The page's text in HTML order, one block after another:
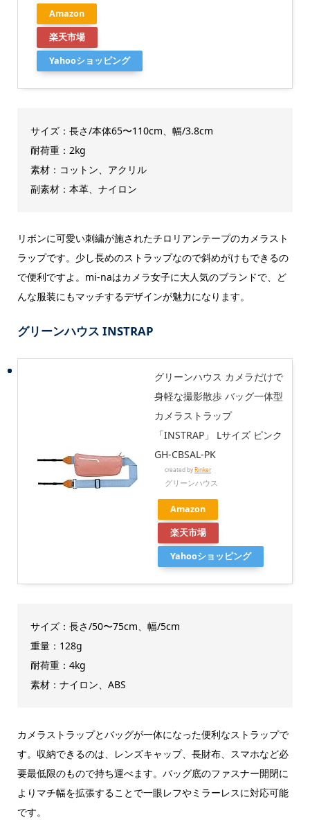
Amazon
楽天市場
Yahooショッピング
サイズ：長さ/本体65〜110cm、幅/3.8cm
耐荷重：2kg
素材：コットン、アクリル
副素材：本革、ナイロン
リボンに可愛い刺繍が施されたチロリアンテープのカメラスト
ラップです。少し長めのストラップなので斜めがけもできるの
で便利ですよ。mi-naはカメラ女子に大人気のブランドで、ど
んな服装にもマッチするデザインが魅力になります。
グリーンハウス INSTRAP
グリーンハウス カメラだけで
身軽な撮影散歩 バッグ一体型
カメラストラップ
「INSTRAP」 Lサイズ ピンク
GH-CBSAL-PK
created by Rinker
グリーンハウス
Amazon
楽天市場
Yahooショッピング
サイズ：長さ/50〜75cm、幅/5cm
重量：128g
耐荷重：4kg
素材：ナイロン、ABS
カメラストラップとバッグが一体になった便利なストラップで
す。収納できるのは、レンズキャップ、長財布、スマホなど必
要最低限のもので持ち運べます。バッグ底のファスナー開閉に
よりマチ幅を拡張することで一眼レフやミラーレスに対応可能
です。